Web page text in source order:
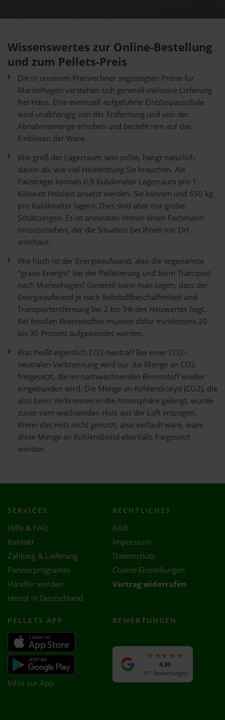
Wissenswertes zur Online-Bestellung
und zum Pellets-Preis
Die in unserem Preisrechner angezeigten Preise für
Marienhagen verstehen sich generell inklusive Lieferung
frei Haus. Eine eventuell aufgeführte Einblaspauschale
wird unabhängig von der Entfernung und von der
Abnahmemenge erhoben und bezieht rein auf das
Einblasen der Ware.
Wie groß der Lagerraum sein sollte, hängt natürlich
davon ab, wie viel Heizleistung Sie brauchen. Als
Faustregel können 0,9 Kubikmeter Lagerraum pro 1
Kilowatt Heizlast ansetzt werden. Sie können und 650 kg
pro Kubikmeter lagern. Dies sind aber nur grobe
Schätzungen. Es ist anzuraten immer einen Fachmann
hinzuzuziehen, der die Situation bei Ihnen vor Ort
anschaut.
Wie hoch ist der Energieaufwand, also die sogenannte
"graue Energie" bei der Pelletierung und beim Transport
nach Marienhagen? Generell kann man sagen, dass der
Energieaufwand je nach Rohstoffbeschaffenheit und
Transportentfernung bei 2 bis 5% des Heizwertes liegt.
Bei fossilen Brennstoffen müssen dafür mindestens 20
bis 30 Prozent aufgewendet werden.
Was heißt eigentlich CO2-neutral? Bei einer CO2-
neutralen Verbrennung wird nur die Menge an CO2
freigesetzt, die im nachwachsenden Brennstoff wieder
eingebunden wird. Die Menge an Kohlendioxyd (CO2), die
also beim Verbrennen in die Atmosphäre gelangt, wurde
zuvor vom wachsenden Holz aus der Luft entzogen.
Wenn das Holz nicht genutzt, also verfault wäre, wäre
diese Menge an Kohlendioxid ebenfalls freigesetzt
worden.
SERVICES
Hilfe & FAQ
Kontakt
Zahlung & Lieferung
Partnerprogramm
Händler werden
Heizöl in Deutschland
RECHTLICHES
AGB
Impressum
Datenschutz
Cookie-Einstellungen
Vertrag widerrufen
PELLETS APP
Infos zur App
BEWERTUNGEN
4,90
317 Bewertungen